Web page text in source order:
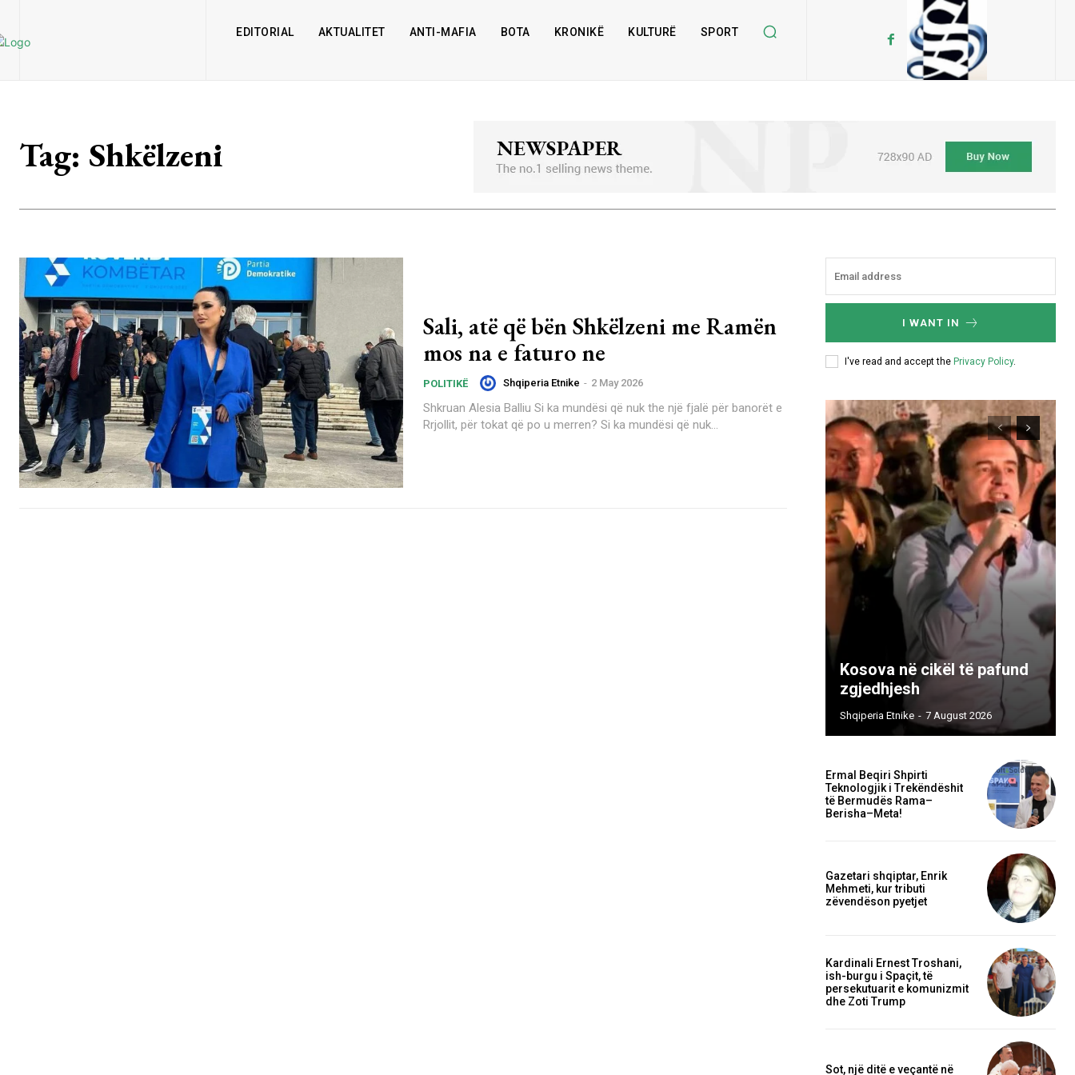
EDITORIAL AKTUALITET ANTI-MAFIA BOTA KRONIKË KULTURË SPORT
Tag: Shkëlzeni
Sali, atë që bën Shkëlzeni me Ramën
mos na e faturo ne
POLITIKË Shqiperia Etnike - 2 May 2026
Shkruan Alesia Balliu Si ka mundësi që nuk the një fjalë për banorët e
Rrjollit, për tokat që po u merren? Si ka mundësi që nuk...
I WANT IN
I've read and accept the Privacy Policy.
Kosova në cikël të pafund
zgjedhjesh
Shqiperia Etnike - 7 August 2026
Ermal Beqiri Shpirti
Teknologjik i Trekëndëshit
të Bermudës Rama–
Berisha–Meta!
Gazetari shqiptar, Enrik
Mehmeti, kur tributi
zëvendëson pyetjet
Kardinali Ernest Troshani,
ish-burgu i Spaçit, të
persekutuarit e komunizmit
dhe Zoti Trump
Sot, një ditë e veçantë në